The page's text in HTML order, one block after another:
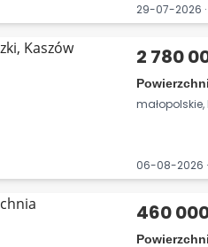
29-07-2026
2 780
małopolskie,
06-08-2026
460